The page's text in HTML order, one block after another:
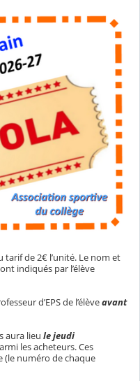
tarif de 2€ l’unité. Le nom et
indiqués par l’élève
d’EPS de l’élèveavant
aura lieu le jeudi
les acheteurs. Ces
numéro de chaque